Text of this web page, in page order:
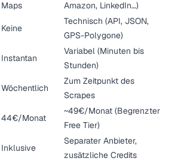
Maps
Amazon, LinkedIn…)
Keine
Technisch (API, JSON,
GPS-Polygone)
Instantan
Variabel (Minuten bis
Stunden)
Wöchentlich
Zum Zeitpunkt des
Scrapes
44€/Monat
~49€/Monat (Begrenzter
Free Tier)
Inklusive
Separater Anbieter,
zusätzliche Credits